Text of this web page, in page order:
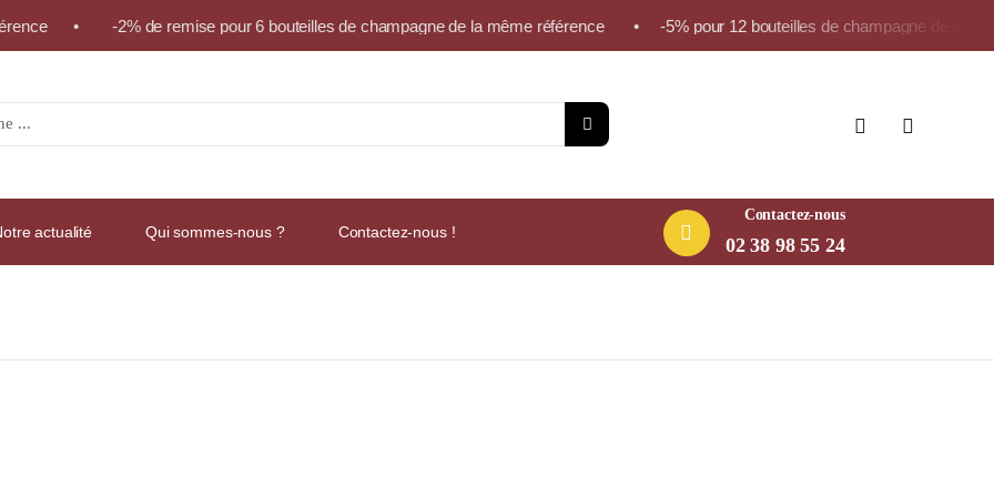
• -2% de remise pour 6 bouteilles de champagne de la même référence • -5% pour 12 bouteilles de champagne de la même
actualité Qui sommes-nous ? Contactez-nous !
Contactez-nous
02 38 98 55 24